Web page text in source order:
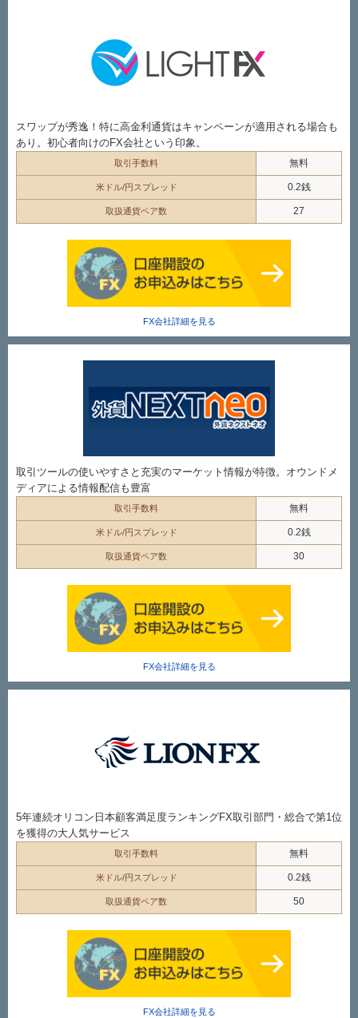
スワップが秀逸！特に高金利通貨はキャンペーンが適用される場合も
あり。初心者向けのFX会社という印象。
取引手数料 無料
米ドル/円スプレッド 0.2銭
取扱通貨ペア数 27
FX会社詳細を見る
取引ツールの使いやすさと充実のマーケット情報が特徴。オウンドメ
ディアによる情報配信も豊富
取引手数料 無料
米ドル/円スプレッド 0.2銭
取扱通貨ペア数 30
FX会社詳細を見る
5年連続オリコン日本顧客満足度ランキングFX取引部門・総合で第1位
を獲得の大人気サービス
取引手数料 無料
米ドル/円スプレッド 0.2銭
取扱通貨ペア数 50
FX会社詳細を見る